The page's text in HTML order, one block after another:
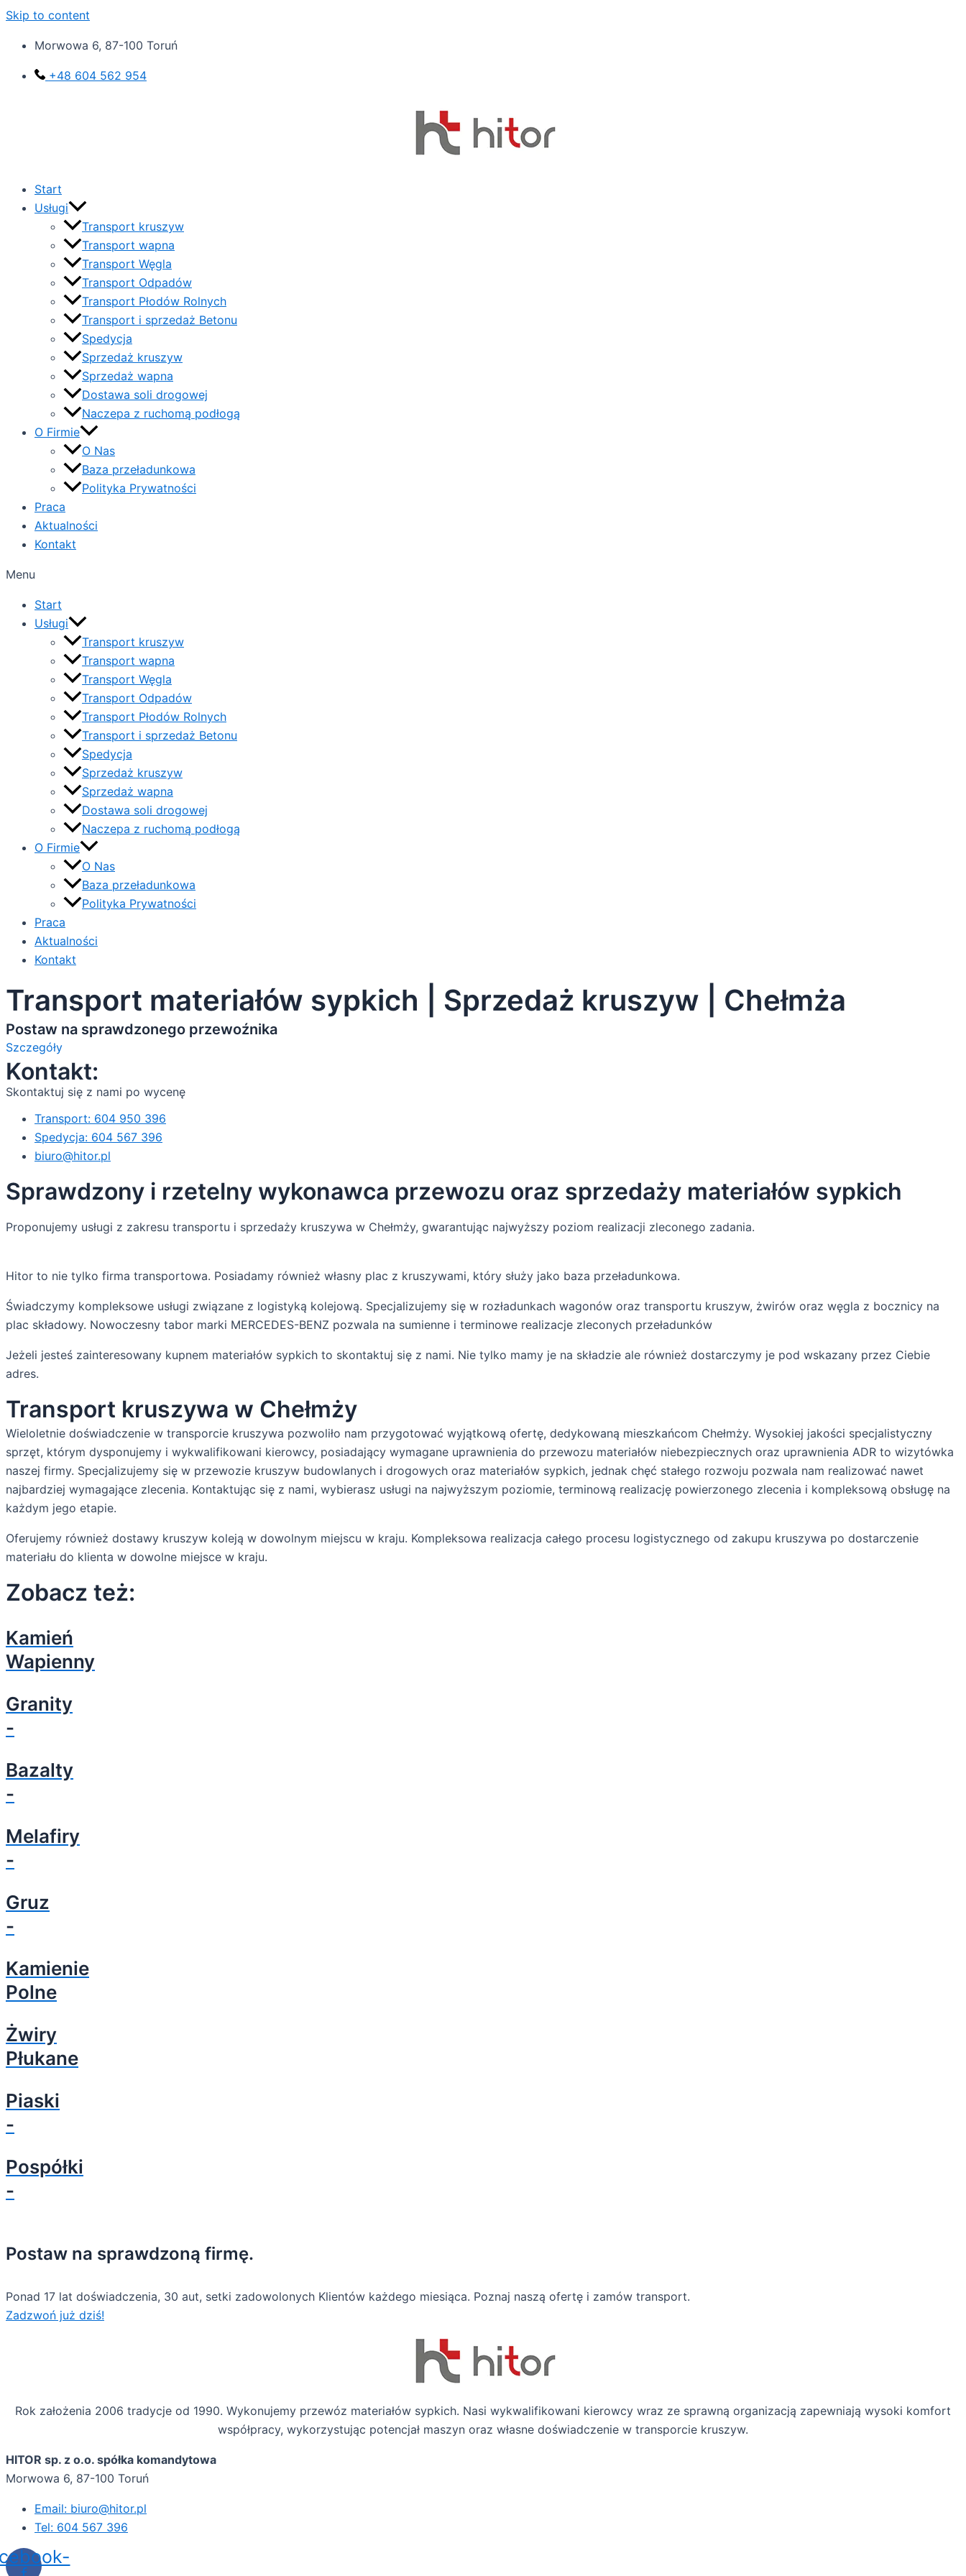
Skip to content
Morwowa 6, 87-100 Toruń‎
+48 604 562 954
Start
Usługi
Transport kruszyw
Transport wapna
Transport Węgla
Transport Odpadów
Transport Płodów Rolnych
Transport i sprzedaż Betonu
Spedycja
Sprzedaż kruszyw
Sprzedaż wapna
Dostawa soli drogowej
Naczepa z ruchomą podłogą
O Firmie
O Nas
Baza przeładunkowa
Polityka Prywatności
Praca
Aktualności
Kontakt
Menu
Start
Usługi
Transport kruszyw
Transport wapna
Transport Węgla
Transport Odpadów
Transport Płodów Rolnych
Transport i sprzedaż Betonu
Spedycja
Sprzedaż kruszyw
Sprzedaż wapna
Dostawa soli drogowej
Naczepa z ruchomą podłogą
O Firmie
O Nas
Baza przeładunkowa
Polityka Prywatności
Praca
Aktualności
Kontakt
Transport materiałów sypkich | Sprzedaż kruszyw | Chełmża
Postaw na sprawdzonego przewoźnika
Szczegóły
Kontakt:
Skontaktuj się z nami po wycenę
Transport: 604 950 396
Spedycja: 604 567 396
biuro@hitor.pl
Sprawdzony i rzetelny wykonawca przewozu oraz sprzedaży materiałów sypkich
Proponujemy usługi z zakresu transportu i sprzedaży kruszywa w Chełmży, gwarantując najwyższy poziom realizacji zleconego zadania.
Hitor to nie tylko firma transportowa. Posiadamy również własny plac z kruszywami, który służy jako baza przeładunkowa.
Świadczymy kompleksowe usługi związane z logistyką kolejową. Specjalizujemy się w rozładunkach wagonów oraz transportu kruszyw, żwirów oraz węgla z bocznicy na
plac składowy. Nowoczesny tabor marki MERCEDES-BENZ pozwala na sumienne i terminowe realizacje zleconych przeładunków
Jeżeli jesteś zainteresowany kupnem materiałów sypkich to skontaktuj się z nami. Nie tylko mamy je na składzie ale również dostarczymy je pod wskazany przez Ciebie
adres.
Transport kruszywa w Chełmży
Wieloletnie doświadczenie w transporcie kruszywa pozwoliło nam przygotować wyjątkową ofertę, dedykowaną mieszkańcom Chełmży. Wysokiej jakości specjalistyczny
sprzęt, którym dysponujemy i wykwalifikowani kierowcy, posiadający wymagane uprawnienia do przewozu materiałów niebezpiecznych oraz uprawnienia ADR to wizytówka
naszej firmy. Specjalizujemy się w przewozie kruszyw budowlanych i drogowych oraz materiałów sypkich, jednak chęć stałego rozwoju pozwala nam realizować nawet
najbardziej wymagające zlecenia. Kontaktując się z nami, wybierasz usługi na najwyższym poziomie, terminową realizację powierzonego zlecenia i kompleksową obsługę na
każdym jego etapie.
Oferujemy również dostawy kruszyw koleją w dowolnym miejscu w kraju. Kompleksowa realizacja całego procesu logistycznego od zakupu kruszywa po dostarczenie
materiału do klienta w dowolne miejsce w kraju.
Zobacz też:
Kamień
Wapienny
Granity
-
Bazalty
-
Melafiry
-
Gruz
-
Kamienie
Polne
Żwiry
Płukane
Piaski
-
Pospółki
-
Postaw na sprawdzoną firmę.
Ponad 17 lat doświadczenia, 30 aut, setki zadowolonych Klientów każdego miesiąca. Poznaj naszą ofertę i zamów transport.
Zadzwoń już dziś!
Rok założenia 2006 tradycje od 1990. Wykonujemy przewóz materiałów sypkich. Nasi wykwalifikowani kierowcy wraz ze sprawną organizacją zapewniają wysoki komfort
współpracy, wykorzystując potencjał maszyn oraz własne doświadczenie w transporcie kruszyw.
HITOR sp. z o.o. spółka komandytowa
Morwowa 6, 87-100 Toruń‎
Email: biuro@hitor.pl
Tel: 604 567 396